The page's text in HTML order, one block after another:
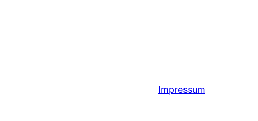
Impressum